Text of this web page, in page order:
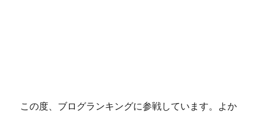
この度、ブログランキングに参戦しています。よか